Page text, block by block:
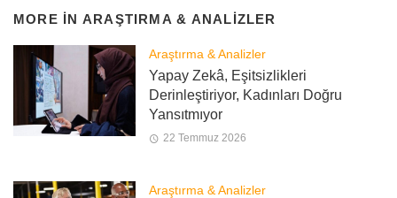
MORE IN ARAŞTIRMA & ANALIZLER
Araştırma & Analizler
Yapay Zekâ, Eşitsizlikleri
Derinleştiriyor, Kadınları Doğru
Yansıtmıyor
22 Temmuz 2026
Araştırma & Analizler